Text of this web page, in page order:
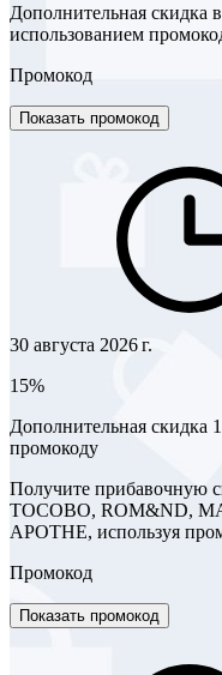
Дополнительная скидка
использованием
Промокод
Показать промокод
30 августа 2026 г.
15%
Дополнительная скидка
промокоду
Получите прибавочную
TOCOBO, ROM&ND,
APOTHE, используя
Промокод
Показать промокод